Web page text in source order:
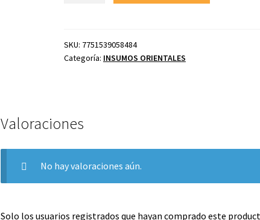
Somen
500
SKU: 7751539058484
Categoría: INSUMOS ORIENTALES
Valoraciones
No hay valoraciones aún.
Solo los usuarios registrados que hayan comprado este